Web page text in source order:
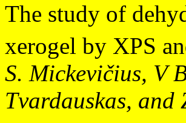
The study of
xerogel by XPS
S. Mickevičius, V
Tvardauskas, and